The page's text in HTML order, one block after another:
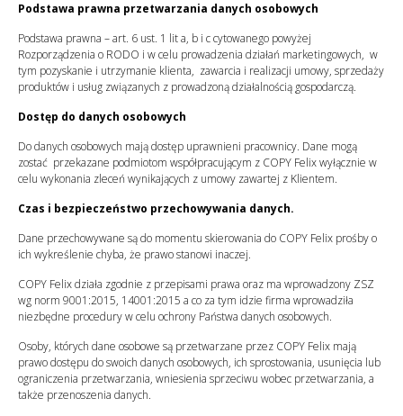
Podstawa prawna przetwarzania danych osobowych
Podstawa prawna – art. 6 ust. 1 lit a, b i c cytowanego powyżej
Rozporządzenia o RODO i w celu prowadzenia działań marketingowych, w
tym pozyskanie i utrzymanie klienta, zawarcia i realizacji umowy, sprzedaży
produktów i usług związanych z prowadzoną działalnością gospodarczą.
Dostęp do danych osobowych
Do danych osobowych mają dostęp uprawnieni pracownicy. Dane mogą
zostać przekazane podmiotom współpracującym z COPY Felix wyłącznie w
celu wykonania zleceń wynikających z umowy zawartej z Klientem.
Czas i bezpieczeństwo przechowywania danych.
Dane przechowywane są do momentu skierowania do COPY Felix prośby o
ich wykreślenie chyba, że prawo stanowi inaczej.
COPY Felix działa zgodnie z przepisami prawa oraz ma wprowadzony ZSZ
wg norm 9001:2015, 14001:2015 a co za tym idzie firma wprowadziła
niezbędne procedury w celu ochrony Państwa danych osobowych.
Osoby, których dane osobowe są przetwarzane przez COPY Felix mają
prawo dostępu do swoich danych osobowych, ich sprostowania, usunięcia lub
ograniczenia przetwarzania, wniesienia sprzeciwu wobec przetwarzania, a
także przenoszenia danych.